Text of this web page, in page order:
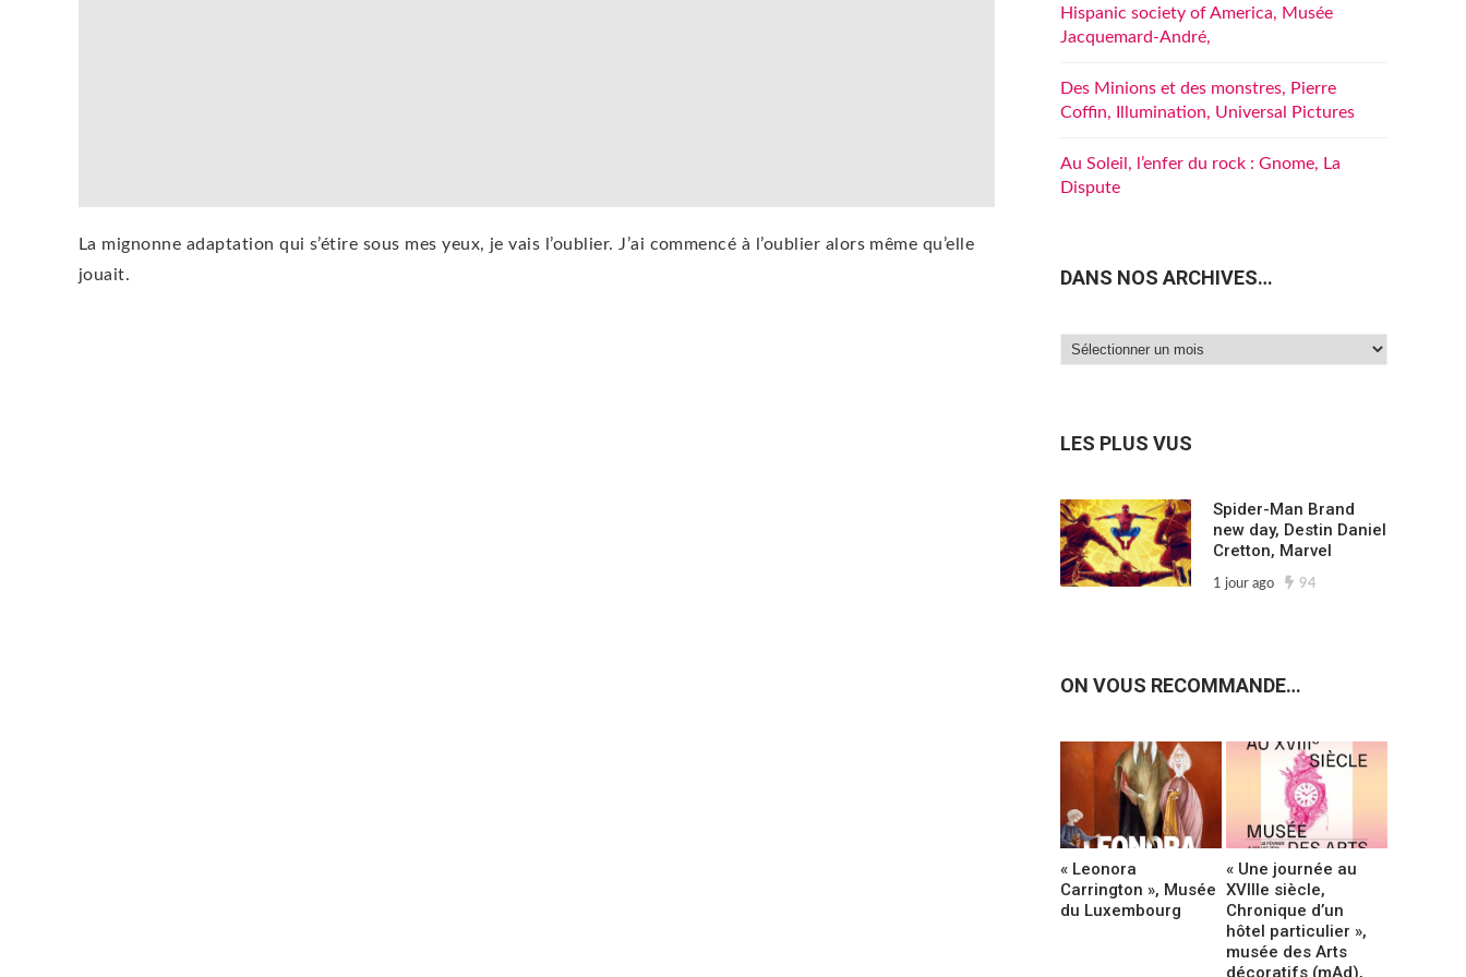
La mignonne adaptation qui s’étire sous mes yeux, je vais l’oublier. J’ai commencé à l’oublier alors même qu’elle
jouait.
Hispanic society of America, Musée
Jacquemard-André,
Des Minions et des monstres, Pierre
Coffin, Illumination, Universal Pictures
Au Soleil, l’enfer du rock : Gnome, La
Dispute
DANS NOS ARCHIVES…
Dans
LES PLUS VUS
Spider-Man Brand
new day, Destin Daniel
Cretton, Marvel
1 jour ago 94
ON VOUS RECOMMANDE…
« Leonora
Carrington », Musée
du Luxembourg
« Une journée au
XVIIIe siècle,
Chronique d’un
hôtel particulier »,
musée des Arts
décoratifs (mAd),